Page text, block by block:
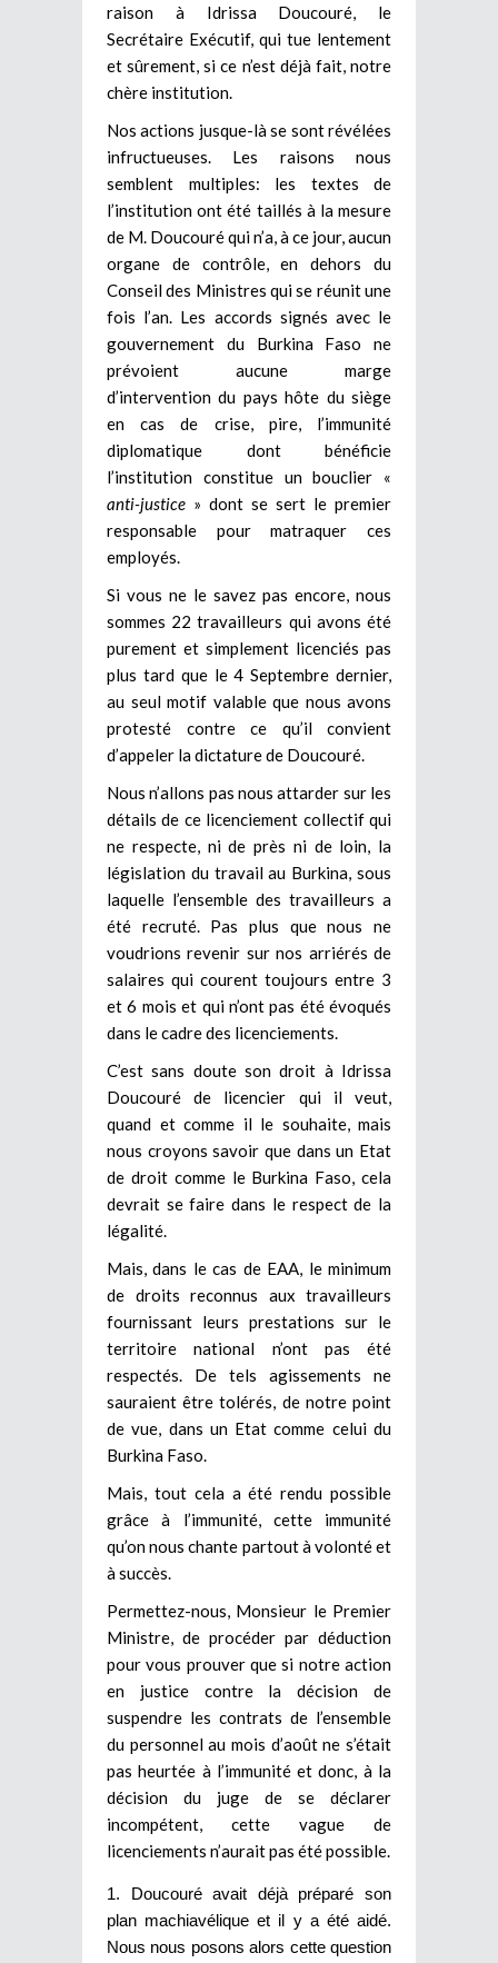
raison à Idrissa Doucouré, le
Secrétaire Exécutif, qui tue lentement
et sûrement, si ce n’est déjà fait, notre
chère institution.
Nos actions jusque-là se sont révélées
infructueuses. Les raisons nous
semblent multiples: les textes de
l’institution ont été taillés à la mesure
de M. Doucouré qui n’a, à ce jour, aucun
organe de contrôle, en dehors du
Conseil des Ministres qui se réunit une
fois l’an. Les accords signés avec le
gouvernement du Burkina Faso ne
prévoient aucune marge
d’intervention du pays hôte du siège
en cas de crise, pire, l’immunité
diplomatique dont bénéficie
l’institution constitue un bouclier «
anti-justice » dont se sert le premier
responsable pour matraquer ces
employés.
Si vous ne le savez pas encore, nous
sommes 22 travailleurs qui avons été
purement et simplement licenciés pas
plus tard que le 4 Septembre dernier,
au seul motif valable que nous avons
protesté contre ce qu’il convient
d’appeler la dictature de Doucouré.
Nous n’allons pas nous attarder sur les
détails de ce licenciement collectif qui
ne respecte, ni de près ni de loin, la
législation du travail au Burkina, sous
laquelle l’ensemble des travailleurs a
été recruté. Pas plus que nous ne
voudrions revenir sur nos arriérés de
salaires qui courent toujours entre 3
et 6 mois et qui n’ont pas été évoqués
dans le cadre des licenciements.
C’est sans doute son droit à Idrissa
Doucouré de licencier qui il veut,
quand et comme il le souhaite, mais
nous croyons savoir que dans un Etat
de droit comme le Burkina Faso, cela
devrait se faire dans le respect de la
légalité.
Mais, dans le cas de EAA, le minimum
de droits reconnus aux travailleurs
fournissant leurs prestations sur le
territoire national n’ont pas été
respectés. De tels agissements ne
sauraient être tolérés, de notre point
de vue, dans un Etat comme celui du
Burkina Faso.
Mais, tout cela a été rendu possible
grâce à l’immunité, cette immunité
qu’on nous chante partout à volonté et
à succès.
Permettez-nous, Monsieur le Premier
Ministre, de procéder par déduction
pour vous prouver que si notre action
en justice contre la décision de
suspendre les contrats de l’ensemble
du personnel au mois d’août ne s’était
pas heurtée à l’immunité et donc, à la
décision du juge de se déclarer
incompétent, cette vague de
licenciements n’aurait pas été possible.
Doucouré avait déjà préparé son
plan machiavélique et il y a été aidé.
Nous nous posons alors cette question